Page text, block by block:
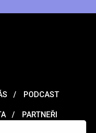
PODCAST
PARTNEŘI